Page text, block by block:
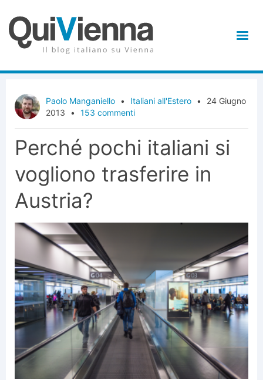
Paolo Manganiello • Italiani all'Estero •
24 Giugno
2013
• 153 commenti
Perché pochi italiani si
vogliono trasferire in
Austria?